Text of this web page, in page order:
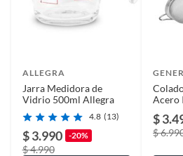
ALLEGRA
Jarra Medidora de
Vidrio 500ml Allegra
4.8 (13)
$ 3.990 -20%
$ 4.990
Acero
$
$